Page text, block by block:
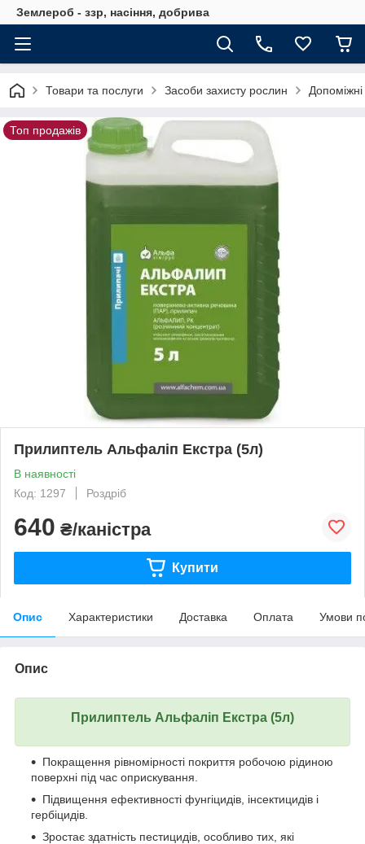
Землероб - ззр, насіння, добрива
Товари та послуги Засоби захисту рослин
Топ продажів
Прилиптель Альфаліп Екстра (5л)
В наявності
Код: 1297
Роздріб
640 ₴/каністра
Купити
Опис Характеристики Доставка Оплата Умови
Опис
Прилиптель Альфаліп Екстра (5л)
Покращення рівномірності покриття робочою рідиною
поверхні під час оприскування.
Підвищення ефективності фунгіцидів, інсектицидів і
гербіцидів.
Зростає здатність пестицидів, особливо тих, які